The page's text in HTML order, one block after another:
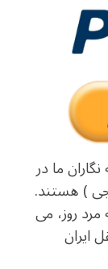
ما در
) هستند.
روز، می
ایران